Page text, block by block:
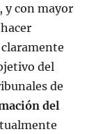
y con mayor
del
de
del